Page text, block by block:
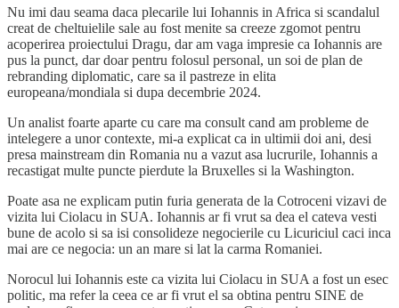
Nu imi dau seama daca plecarile lui Iohannis in Africa si scandalul
creat de cheltuielile sale au fost menite sa creeze zgomot pentru
acoperirea proiectului Dragu, dar am vaga impresie ca Iohannis are
pus la punct, dar doar pentru folosul personal, un soi de plan de
rebranding diplomatic, care sa il pastreze in elita
europeana/mondiala si dupa decembrie 2024.
Un analist foarte aparte cu care ma consult cand am probleme de
intelegere a unor contexte, mi-a explicat ca in ultimii doi ani, desi
presa mainstream din Romania nu a vazut asa lucrurile, Iohannis a
recastigat multe puncte pierdute la Bruxelles si la Washington.
Poate asa ne explicam putin furia generata de la Cotroceni vizavi de
vizita lui Ciolacu in SUA. Iohannis ar fi vrut sa dea el cateva vesti
bune de acolo si sa isi consolideze negocierile cu Licuriciul caci inca
mai are ce negocia: un an mare si lat la carma Romaniei.
Norocul lui Iohannis este ca vizita lui Ciolacu in SUA a fost un esec
politic, ma refer la ceea ce ar fi vrut el sa obtina pentru SINE de